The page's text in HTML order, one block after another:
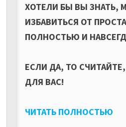
ХОТЕЛИ БЫ ВЫ ЗНАТЬ,
ИЗБАВИТЬСЯ ОТ
ПОЛНОСТЬЮ И
ЕСЛИ ДА, ТО
ДЛЯ ВАС!
ЧИТАТЬ ПОЛНОСТЬЮ